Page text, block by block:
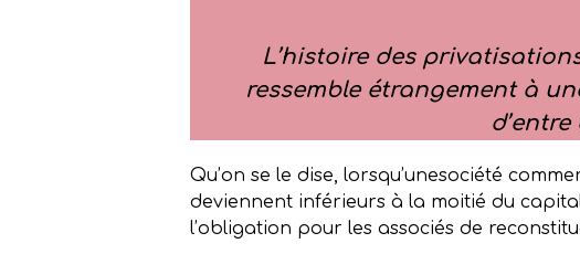
L’histoire des
ressemble étrangement à
Qu’on se le dise, lorsqu’unesociété
deviennent inférieurs à la moitié du
l’obligation pour les associés de